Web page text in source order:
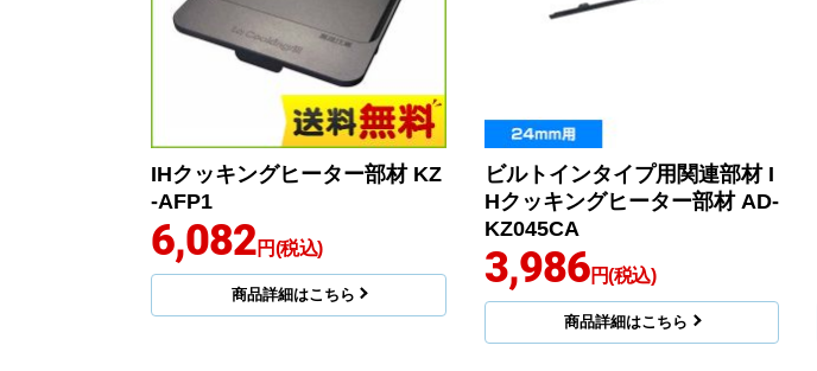
IHクッキングヒーター部材 KZ
-AFP1
6,082円(税込)
商品詳細はこちら
ビルトインタイプ用関連部材 I
Hクッキングヒーター部材 AD-
KZ045CA
3,986円(税込)
商品詳細はこちら